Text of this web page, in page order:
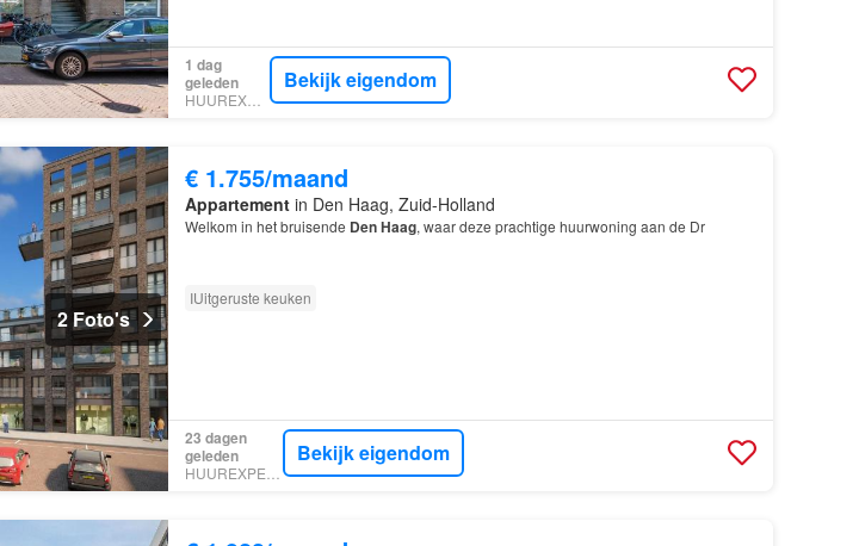
1 dag
geleden
HUUREXPERT
Bekijk eigendom
2 Foto's
€ 1.755/maand
Appartementin Den Haag, Zuid-Holland
Welkom in het bruisende Den Haag, waar deze prachtige huurwoning aan de Dr
IUitgeruste keuken
23 dagen
geleden
Bekijk eigendom